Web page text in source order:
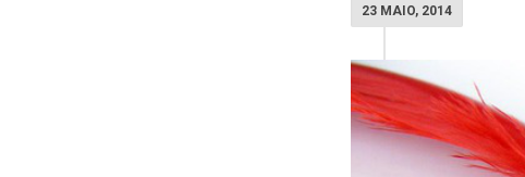
23 MAIO, 2014